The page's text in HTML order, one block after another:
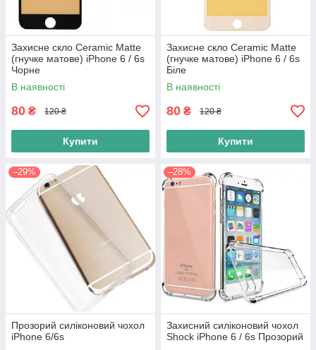
Захисне скло Ceramic Matte
(гнучке матове) iPhone 6 / 6s
Чорне
В наявності
80 ₴ 120 ₴
Купити
Захисне скло Ceramic Matte
(гнучке матове) iPhone 6 / 6s
Біле
В наявності
80 ₴ 120 ₴
Купити
–29%
Прозорий силіконовий чохол
iPhone 6/6s
–28%
Захисний силіконовий чохол
Shock iPhone 6 / 6s Прозорий